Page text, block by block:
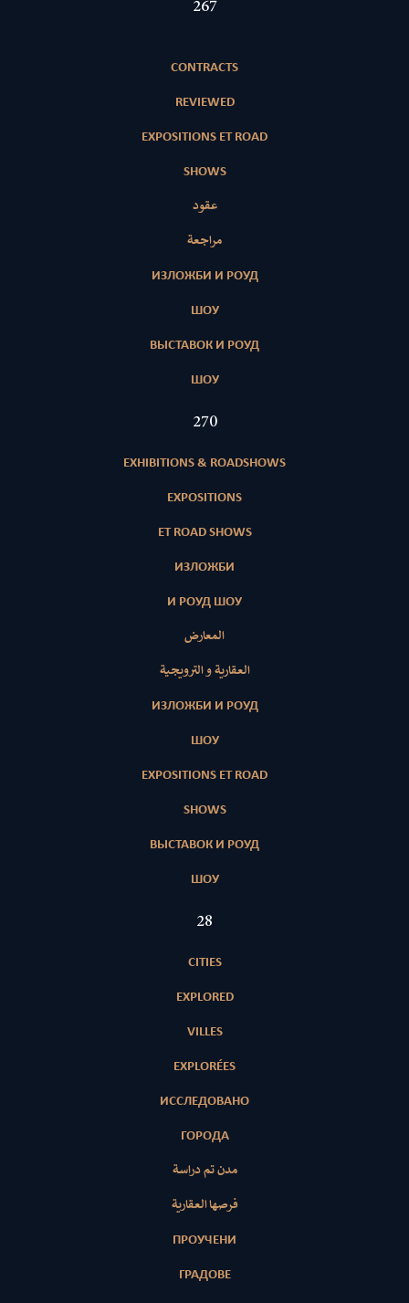
406
CONTRACTS
REVIEWED
EXPOSITIONS ET ROAD
SHOWS
عقود
مراجعة
ИЗЛОЖБИ И РОУД
ШОУ
ВЫСТАВОК И РОУД
ШОУ
412
EXHIBITIONS & ROADSHOWS
EXPOSITIONS
ET ROAD SHOWS
ИЗЛОЖБИ
И РОУД ШОУ
المعارض
العقارية و الترويجية
ИЗЛОЖБИ И РОУД
ШОУ
EXPOSITIONS ET ROAD
SHOWS
ВЫСТАВОК И РОУД
ШОУ
28
CITIES
EXPLORED
VILLES
EXPLORÉES
ИССЛЕДОВАНО
ГОРОДА
مدن تم دراسة
فرصها العقارية
ПРОУЧЕНИ
ГРАДОВЕ